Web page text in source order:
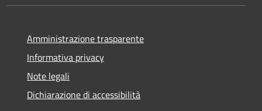
Amministrazione trasparente
Informativa privacy
Note legali
Dichiarazione di accessibilità